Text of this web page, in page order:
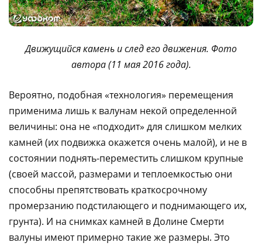
Движущийся камень и след его движения. Фото
автора (11 мая 2016 года).
Вероятно, подобная «технология» перемещения
применима лишь к валунам некой определенной
величины: она не «подходит» для слишком мелких
камней (их подвижка окажется очень малой), и не в
состоянии поднять-переместить слишком крупные
(своей массой, размерами и теплоемкостью они
способны препятствовать краткосрочному
промерзанию подстилающего и поднимающего их,
грунта). И на снимках камней в Долине Смерти
валуны имеют примерно такие же размеры. Это